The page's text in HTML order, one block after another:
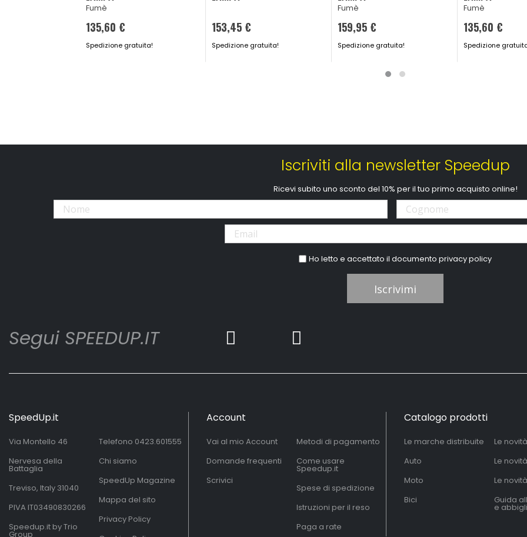
Fumè
135,60 €
Spedizione gratuita!
153,45 €
Spedizione gratuita!
Fumè
159,95 €
Spedizione gratuita!
Fumè
135,60 €
Spedizione
Iscriviti alla newsletter Speedup
Ricevi subito uno sconto del 10% per il tuo primo acquisto online!
Ho letto e accettato il documentoprivacy policy
Iscrivimi
Segui SPEEDUP.IT
SpeedUp.it
Via Montello 46
Nervesa della
Battaglia
Treviso, Italy 31040
PIVA IT03490830266
Speedup.it by Trio
Group
Telefono 0423.601555
Chi siamo
SpeedUp Magazine
Mappa del sito
Privacy Policy
Account
Vai al mio Account
Domande frequenti
Scrivici
Metodi di pagamento
Come usare
Speedup.it
Spese di spedizione
Istruzioni per il reso
Paga a rate
Catalogo prodotti
Le marche distribuite
Auto
Moto
Bici
Le
Le
Le
Guida
e